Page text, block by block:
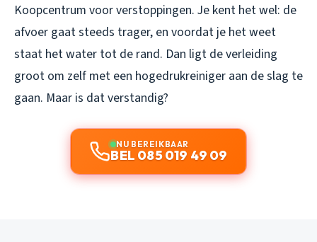
Koopcentrum voor verstoppingen. Je kent het wel: de
afvoer gaat steeds trager, en voordat je het weet
staat het water tot de rand. Dan ligt de verleiding
groot om zelf met een hogedrukreiniger aan de slag te
gaan. Maar is dat verstandig?
NU BEREIKBAAR
BEL 085 019 49 09